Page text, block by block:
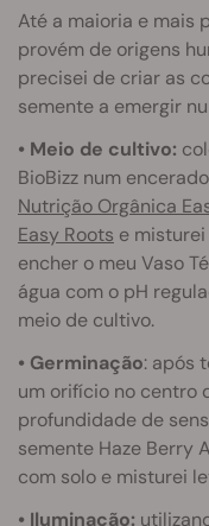
Até a maioria e mais
provém de origens
precisei de criar as
semente a emergir
• Meio de cultivo:
BioBizz num
Nutrição Orgânica
Easy Roots e
encher o meu Vaso
água com o pH
meio de cultivo.
• Germinação: após
um orifício no centro
profundidade de
semente Haze Berry
com solo e misturei
• Iluminação: